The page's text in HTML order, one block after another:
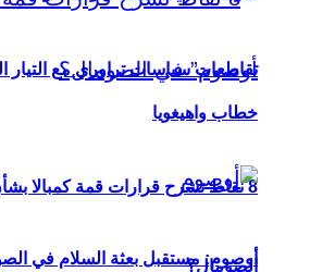
8 نقاط تشرح قرارات قمة كمبالا
الصومال؟
تقاطعات سياسات تراوري مع التيار
خطاب واهيغويا
أوصوم: مستقبل بعثة السلام في